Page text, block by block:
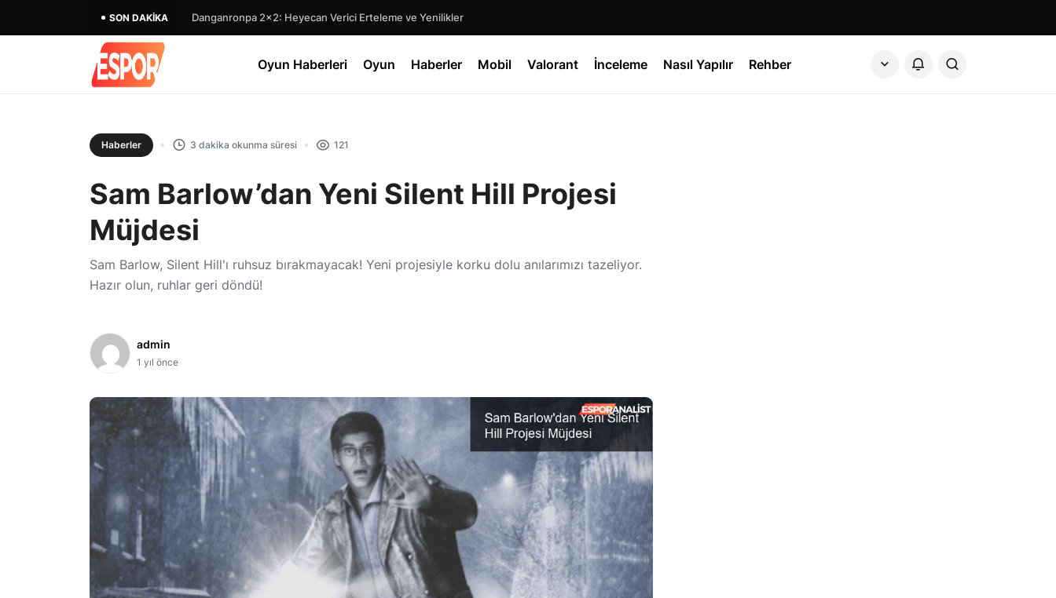
SON DAKIKA Danganronpa 2×2: Heyecan Verici Erteleme ve Yenilikler
Oyun Haberleri Oyun Haberler Mobil Valorant İnceleme Nasıl Yapılır Rehber
Haberler 3 dakika okunma süresi 121
Sam Barlow’dan Yeni Silent Hill Projesi
Müjdesi
Sam Barlow, Silent Hill'ı ruhsuz bırakmayacak! Yeni projesiyle korku dolu anılarımızı tazeliyor.
Hazır olun, ruhlar geri döndü!
admin
1 yıl önce